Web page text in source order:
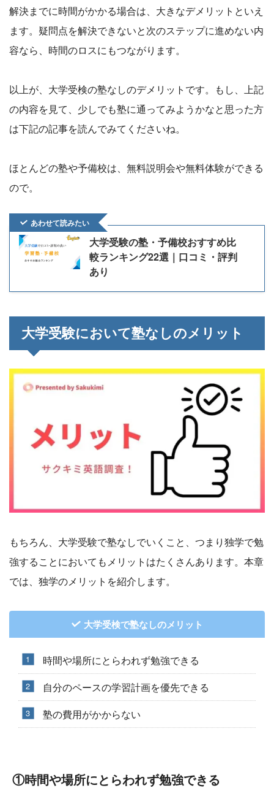
解決までに時間がかかる場合は、大きなデメリットといえ
ます。疑問点を解決できないと次のステップに進めない内
容なら、時間のロスにもつながります。
以上が、大学受検の塾なしのデメリットです。もし、上記
の内容を見て、少しでも塾に通ってみようかなと思った方
は下記の記事を読んでみてくださいね。
ほとんどの塾や予備校は、無料説明会や無料体験ができる
ので。
あわせて読みたい
大学受験の塾・予備校おすすめ比
較ランキング22選｜口コミ・評判
あり
大学受験において塾なしのメリット
もちろん、大学受験で塾なしでいくこと、つまり独学で勉
強することにおいてもメリットはたくさんあります。本章
では、独学のメリットを紹介します。
大学受検で塾なしのメリット
時間や場所にとらわれず勉強できる
自分のペースの学習計画を優先できる
塾の費用がかからない
①時間や場所にとらわれず勉強できる